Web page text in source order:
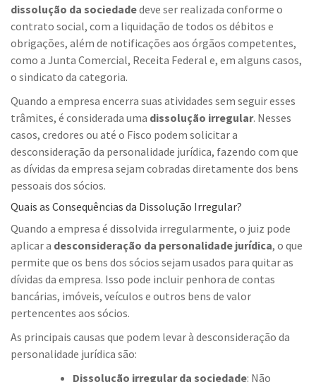
dissolução da sociedadedeve ser realizada conforme o
contrato social, com a liquidação de todos os débitos e
obrigações, além de notificações aos órgãos competentes,
como a Junta Comercial, Receita Federal e, em alguns casos,
o sindicato da categoria.
Quando a empresa encerra suas atividades sem seguir esses
trâmites, é considerada uma dissolução irregular. Nesses
casos, credores ou até o Fisco podem solicitar a
desconsideração da personalidade jurídica, fazendo com que
as dívidas da empresa sejam cobradas diretamente dos bens
pessoais dos sócios.
Quais as Consequências da Dissolução Irregular?
Quando a empresa é dissolvida irregularmente, o juiz pode
aplicar a desconsideração da personalidade jurídica, o que
permite que os bens dos sócios sejam usados para quitar as
dívidas da empresa. Isso pode incluir penhora de contas
bancárias, imóveis, veículos e outros bens de valor
pertencentes aos sócios.
As principais causas que podem levar à desconsideração da
personalidade jurídica são:
Dissolução irregular da sociedade: Não